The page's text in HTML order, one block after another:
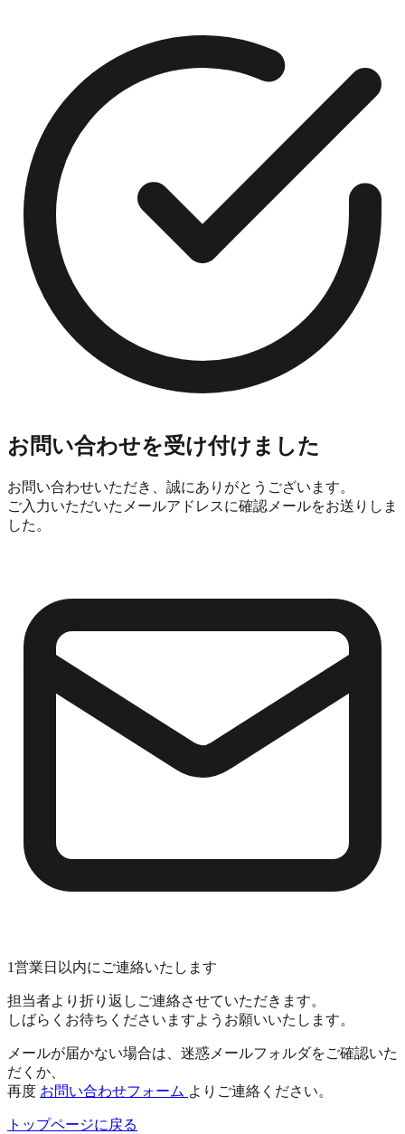
お問い合わせを受け付けました
お問い合わせいただき、誠にありがとうございます。
ご入力いただいたメールアドレスに確認メールをお送りしま
した。
1営業日以内にご連絡いたします
担当者より折り返しご連絡させていただきます。
しばらくお待ちくださいますようお願いいたします。
メールが届かない場合は、迷惑メールフォルダをご確認いた
だくか、
再度 お問い合わせフォーム よりご連絡ください。
トップページに戻る